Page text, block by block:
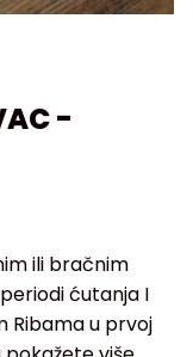
-
ili bračnim
ćutanja I
Ribama u prvoj